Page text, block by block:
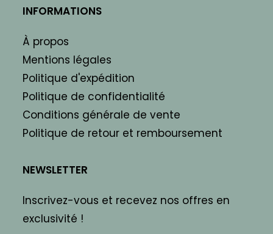
INFORMATIONS
À propos
Mentions légales
Politique d'expédition
Politique de confidentialité
Conditions générale de vente
Politique de retour et remboursement
NEWSLETTER
Inscrivez-vous et recevez nos offres en
exclusivité !